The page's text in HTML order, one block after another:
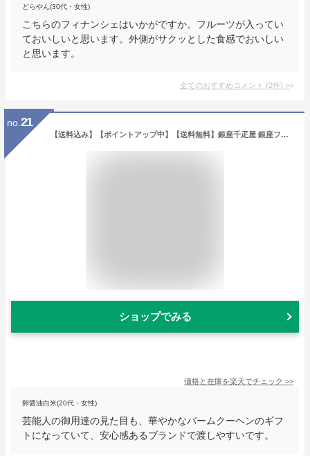
どらやん(30代・女性)
こちらのフィナンシェはいかがですか。フルーツが入ってい
ておいしいと思います。外側がサクッとした食感でおいしい
と思います。
全てのおすすめコメント (2件) >
no. 21
【送料込み】【ポイントアップ中】【送料無料】銀座千疋屋 銀座フルーツクーヘン【出産内祝ギフト・内祝いに最適です。】【内祝い お返し 手土産 おすすめ】【出産祝い 返礼 お返し お祝いのお返し 芸能人御用達 バームクーヘン バウムクーヘン
ショップでみる
価格と在庫を楽天でチェック >>
卵醤油白米(20代・女性)
芸能人の御用達の見た目も、華やかなバームクーヘンのギフ
トになっていて、安心感あるブランドで渡しやすいです。